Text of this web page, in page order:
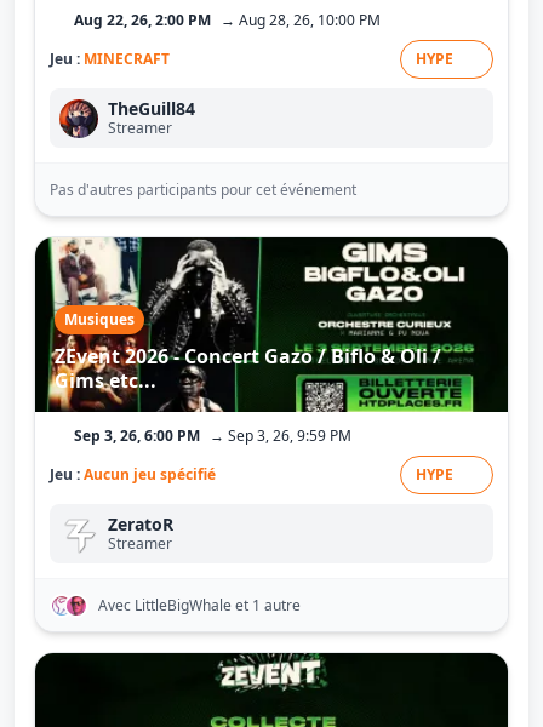
Aug 22, 26, 2:00 PM → Aug 28, 26, 10:00 PM
Jeu : MINECRAFT HYPE
TheGuill84
Streamer
Pas d'autres participants pour cet événement
Musiques
ZEvent 2026 - Concert Gazo / Biflo & Oli /
Gims etc...
Sep 3, 26, 6:00 PM → Sep 3, 26, 9:59 PM
Jeu :Aucun jeu spécifié HYPE
ZeratoR
Streamer
Avec LittleBigWhaleet 1 autre